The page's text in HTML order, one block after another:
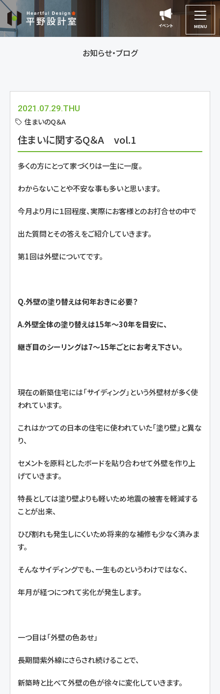
イベント
平
野
設
イベント MENU
お知らせ・ブログ
2021.07.29.THU
住まいのQ＆A
住まいに関するQ＆A vol.1
多くの方にとって家づくりは一生に一度。
わからないことや不安な事も多いと思います。
今月より月に１回程度、実際にお客様とのお打合せの中で
出た質問とその答えをご紹介していきます。
第1回は外壁についてです。
Q.外壁の塗り替えは何年おきに必要？
A.外壁全体の塗り替えは15年～30年を目安に、
継ぎ目のシーリングは7～15年ごとにお考え下さい。
現在の新築住宅には「サイディング」という外壁材が多く使
われています。
これはかつての日本の住宅に使われていた「塗り壁」と異な
り、
セメントを原料としたボードを貼り合わせて外壁を作り上
げていきます。
特長としては塗り壁よりも軽いため地震の被害を軽減する
ことが出来、
ひび割れも発生しにくいため将来的な補修も少なく済みま
す。
そんなサイディングでも、一生ものというわけではなく、
年月が経つにつれて劣化が発生します。
一つ目は「外壁の色あせ」
長期間紫外線にさらされ続けることで、
新築時と比べて外壁の色が徐々に変化していきます。